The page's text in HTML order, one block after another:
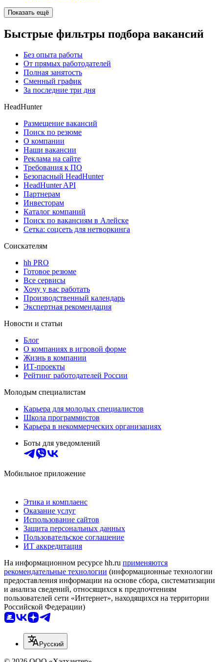
Показать ещё
Быстрые фильтры подбора вакансий
Без опыта работы
От прямых работодателей
Полная занятость
Сменный график
За последние три дня
HeadHunter
Размещение вакансий
Поиск по резюме
О компании
Наши вакансии
Реклама на сайте
Требования к ПО
Безопасный HeadHunter
HeadHunter API
Партнерам
Инвесторам
Каталог компаний
Поиск по вакансиям в Алейске
Сетка: соцсеть для нетворкинга
Соискателям
hh PRO
Готовое резюме
Все сервисы
Хочу у вас работать
Производственный календарь
Экспертная рекомендация
Новости и статьи
Блог
О компаниях в игровой форме
Жизнь в компании
ИТ-проекты
Рейтинг работодателей России
Молодым специалистам
Карьера для молодых специалистов
Школа программистов
Карьера в некоммерческих организациях
Боты для уведомлений
Мобильное приложение
Этика и комплаенс
Оказание услуг
Использование сайтов
Защита персональных данных
Пользовательское соглашение
ИТ аккредитация
На информационном ресурсе hh.ru применяются
рекомендательные технологии (информационные технологии
предоставления информации на основе сбора, систематизации
и анализа сведений, относящихся к предпочтениям
пользователей сети «Интернет», находящихся на территории
Российской Федерации)
Русский